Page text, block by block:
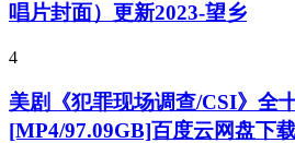
唱片封面）更新2023-望乡
4
美剧《犯罪现场调查/CSI》全
[MP4/97.09GB]百度云网盘下